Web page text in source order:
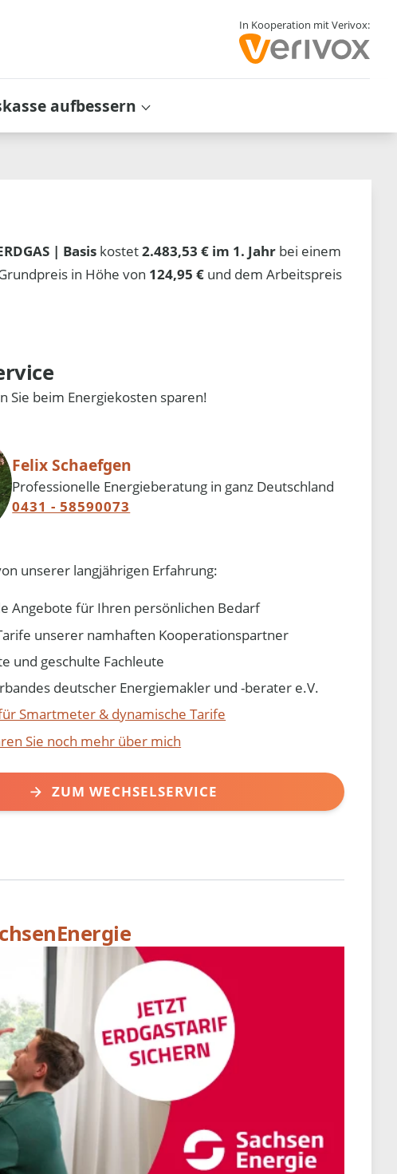
In Kooperation mit Verivox:
aufbessern
| Basis kostet2.483,53 € im 1. Jahr bei einem
in Höhe von 124,95 € und dem Arbeitspreis
Sie beim Energiekosten sparen!
Felix Schaefgen
Professionelle Energieberatung in ganz Deutschland
0431 - 58590073
unserer langjährigen Erfahrung:
Angebote für Ihren persönlichen Bedarf
unserer namhaften Kooperationspartner
und geschulte Fachleute
deutscher Energiemakler und -berater e.V.
Smartmeter & dynamische Tarife
Sie noch mehr über mich
ZUM WECHSELSERVICE